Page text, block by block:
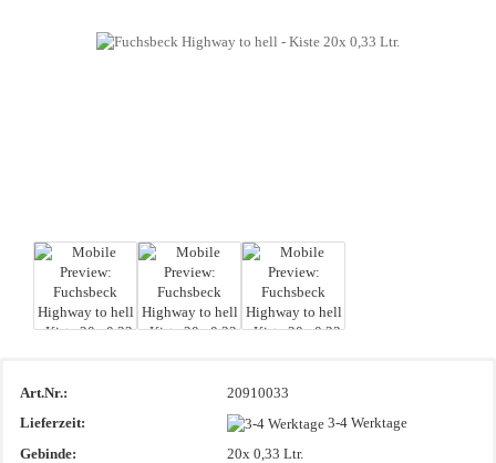
Art.Nr.:
20910033
Lieferzeit:
3-4 Werktage
Gebinde:
20x 0,33 Ltr.